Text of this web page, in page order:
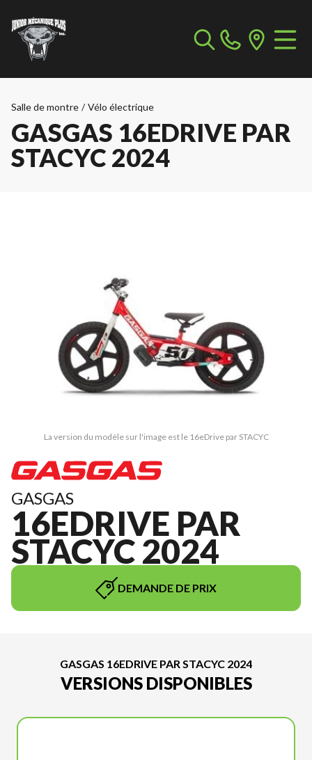
Salle de montre / Vélo électrique
GASGAS 16EDRIVE PAR
STACYC 2024
La version du modèle sur l'image est le 16eDrive par STACYC
GASGAS
16EDRIVE PAR
STACYC 2024
DEMANDE DE PRIX
GASGAS 16EDRIVE PAR STACYC 2024
VERSIONS DISPONIBLES